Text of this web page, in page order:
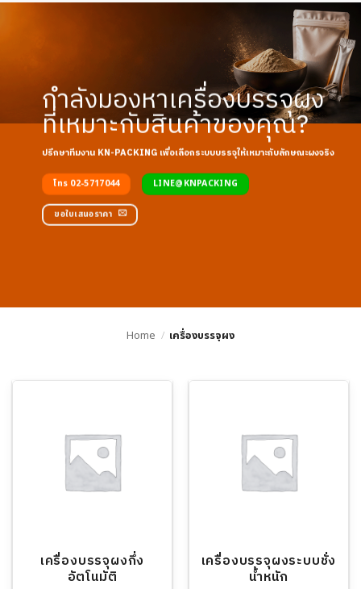
กำลังมองหาเครื่องบรรจุผง
ที่เหมาะกับสินค้าของคุณ?
ปรึกษาทีมงาน KN-PACKING เพื่อเลือกระบบบรรจุให้เหมาะกับลักษณะผงจริง
โทร 02-5717044 LINE@KNPACKING
ขอใบเสนอราคา
Home / เครื่องบรรจุผง
เครื่องบรรจุผงกึ่ง
อัตโนมัติ
เครื่องบรรจุผงระบบชั่ง
น้ำหนัก